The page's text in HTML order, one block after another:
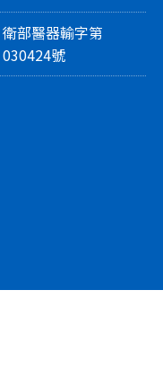
衛部醫器輸字第
030424號